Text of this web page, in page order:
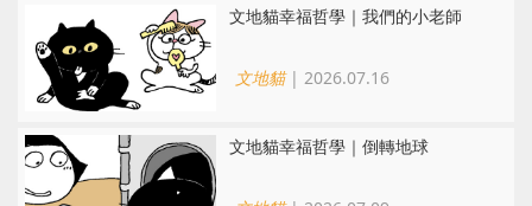
文地貓幸福哲學｜我們的小老師
文地貓| 2026.07.16
文地貓幸福哲學｜倒轉地球